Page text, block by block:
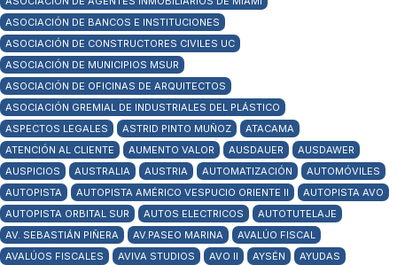
ASOCIACIÓN DE BANCOS E INSTITUCIONES
ASOCIACIÓN DE CONSTRUCTORES CIVILES UC
ASOCIACIÓN DE MUNICIPIOS MSUR
ASOCIACIÓN DE OFICINAS DE ARQUITECTOS
ASOCIACIÓN GREMIAL DE INDUSTRIALES DEL PLÁSTICO
ASPECTOS LEGALES
ASTRID PINTO MUÑOZ
ATACAMA
ATENCIÓN AL CLIENTE
AUMENTO VALOR AUSDAUER
AUSDAWER
AUSPICIOS
AUSTRALIA AUSTRIA AUTOMATIZACIÓN
AUTOMÓVILES
AUTOPISTA
AUTOPISTA AMÉRICO VESPUCIO ORIENTE II
AUTOPISTA AVO
AUTOPISTA ORBITAL SUR
AUTOS ELECTRICOS
AUTOTUTELAJE
AV. SEBASTIÁN PIÑERA
AV.PASEO MARINA
AVALÚO FISCAL
AVALÚOS FISCALES
AVIVA STUDIOS AVO II AYSÉN
AYUDAS